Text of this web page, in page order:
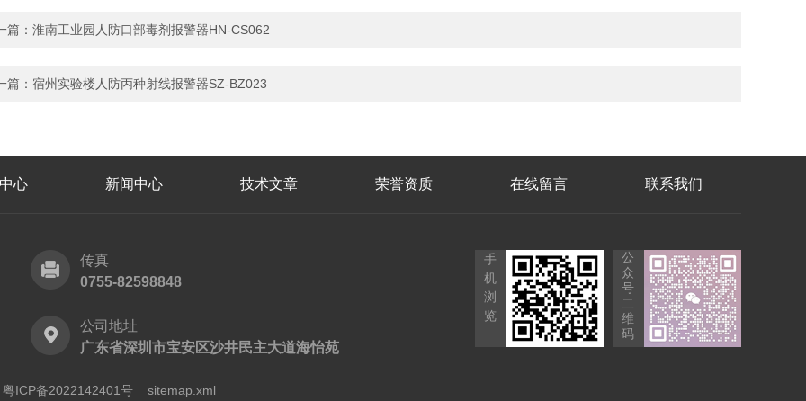
篇： 淮南工业园人防口部毒剂报警器HN-CS062
篇： 宿州实验楼人防丙种射线报警器SZ-BZ023
心 新闻中心 技术文章 荣誉资质 在线留言 联系我们
传真
0755-82598848
公司地址
广东省深圳市宝安区沙井民主大道海怡苑
手
机
浏
览
公
众
号
二
维
码
ICP备2022142401号 sitemap.xml